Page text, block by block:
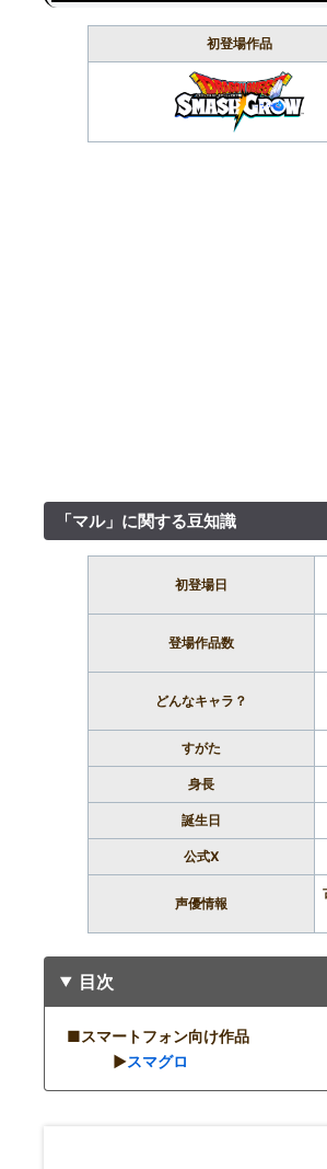
初登場作品
「マル」に関する豆知識
初登場日
登場作品数
どんなキャラ？
すがた
身長
誕生日
公式X
声優情報
目次
■スマートフォン向け作品
▶︎スマグロ